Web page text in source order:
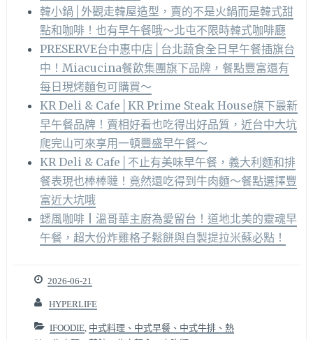
韓小鍋│外觀走韓屋造型，賣的不是火鍋而是韓式甜
點和咖啡！也有早午餐哦～北屯不限時韓式咖啡廳
PRESERVE台中惠中店│台北蔬食全日早午餐插旗台
中！Miacucina餐飲集團旗下品牌，餐點豐富還有
每日現烤麵包可購買～
KR Deli & Cafe│KR Prime Steak House旗下最新
早午餐品牌！賣相好看也吃得出好品質，近台中大坑
爬完山可來享用一頓豐盛早午餐～
KR Deli & Cafe│不止有美味早午餐，義大利麵和排
餐表現也棒棒噠！竟然還吃得到牛肉麵～餐點選擇豐
富近大坑哦
蟋風咖啡 | 溫哥華主廚為愛留台！道地北美的靈魂早
午餐，超大份炸雞格子鬆餅與自製提拉米蘇必點！
2026-06-21
HYPERLIFE
IFOODIE, 中式料理、中式早餐、中式牛排、熱